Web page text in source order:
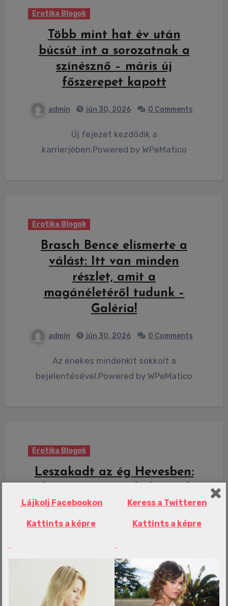
Erotika Blogok
Több mint hat év után
búcsút int a sorozatnak a
színésznő – máris új
főszerepet kapott
admin jún 30, 2026 0 Comments
Új fejezet kezdődik a
karrierjében.Powered by WPeMatico
Erotika Blogok
Brasch Bence elismerte a
válást: Itt van minden
részlet, amit a
magánéletéről tudunk –
Galéria!
admin jún 30, 2026 0 Comments
Az énekes mindenkit sokkolt a
bejelentésével.Powered by WPeMatico
Erotika Blogok
Leszakadt az ég Hevesben:
videó
0 Comments
by WPeMatico
Lájkolj Facebookon
Kattints a képre
Keress a Twitteren
Kattints a képre